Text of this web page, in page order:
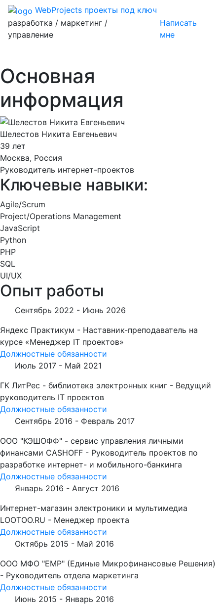
WebProjects проекты под ключ
разработка / маркетинг /
управление
Написать
мне
Основная
информация
Шелестов Никита Евгеньевич
39 лет
Москва, Россия
Руководитель интернет-проектов
Ключевые навыки:
Agile/Scrum
Project/Operations Management
JavaScript
Python
PHP
SQL
UI/UX
Опыт работы
Сентябрь 2022 - Июнь 2026
Яндекс Практикум - Наставник-преподаватель на
курсе «Менеджер IT проектов»
Должностные обязанности
Июль 2017 - Май 2021
ГК ЛитРес - библиотека электронных книг - Ведущий
руководитель IT проектов
Должностные обязанности
Сентябрь 2016 - Февраль 2017
ООО "КЭШОФФ" - сервис управления личными
финансами CASHOFF - Руководитель проектов по
разработке интернет- и мобильного-банкинга
Должностные обязанности
Январь 2016 - Август 2016
Интернет-магазин электроники и мультимедиа
LOOTOO.RU - Менеджер проекта
Должностные обязанности
Октябрь 2015 - Май 2016
ООО МФО "ЕМР" (Единые Микрофинансовые Решения)
- Руководитель отдела маркетинга
Должностные обязанности
Июнь 2015 - Январь 2016